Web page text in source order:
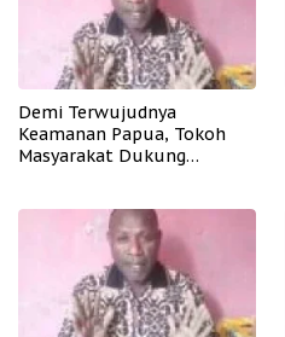
Demi Terwujudnya
Keamanan Papua, Tokoh
Masyarakat Dukung